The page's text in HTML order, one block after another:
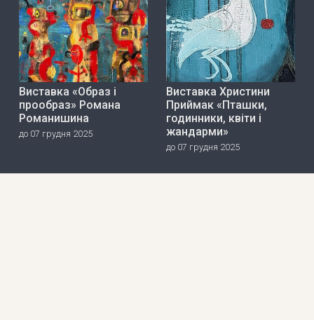
Виставка «Образ і
прообраз» Романа
Романишина
до 07 грудня 2025
Виставка Христини
Приймак «Пташки,
годинники, квіти і
жандарми»
до 07 грудня 2025